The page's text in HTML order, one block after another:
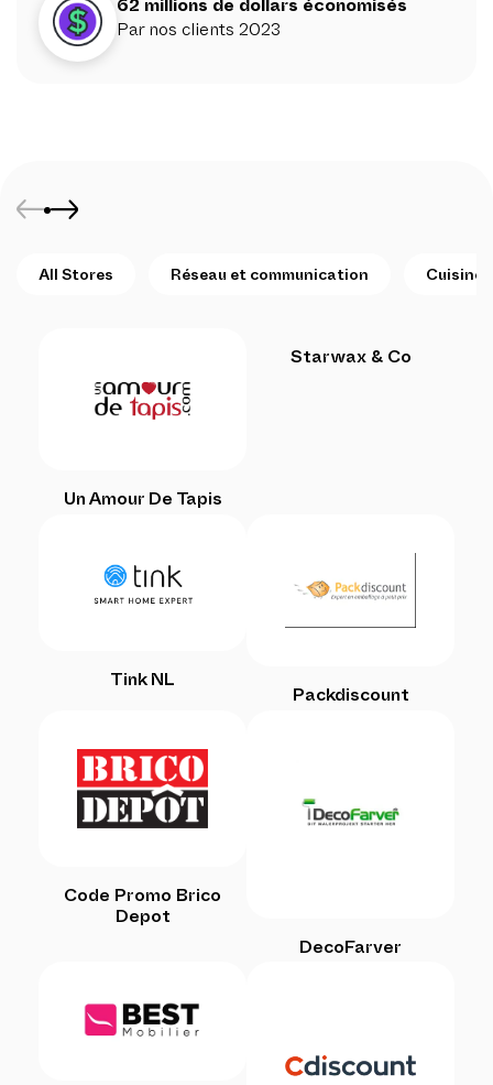
62 millions de dollars économisés
Par nos clients 2023
All Stores Réseau et communication Cuisine
Un Amour De Tapis
Starwax & Co
Tink NL
Packdiscount
Code Promo Brico
Depot
DecoFarver